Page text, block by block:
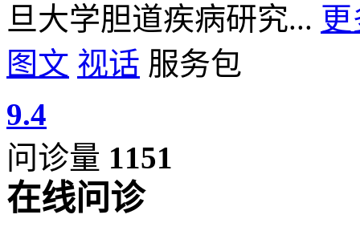
旦大学胆道疾病研究... 更
图文 视话 服务包
9.4
问诊量 1151
在线问诊